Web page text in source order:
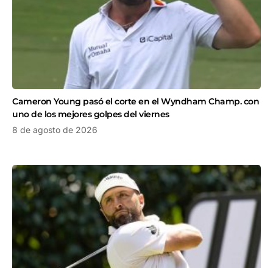
Cameron Young pasó el corte en el Wyndham Champ. con
uno de los mejores golpes del viernes
8 de agosto de 2026